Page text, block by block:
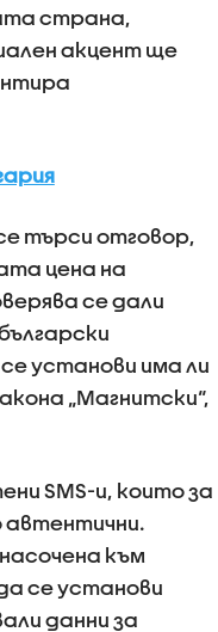
страна,
акцент ще
търси отговор,
цена на
се дали
установи има ли
„Магнитски“,
SMS-и, които за
автентични.
към
се установи
данни за